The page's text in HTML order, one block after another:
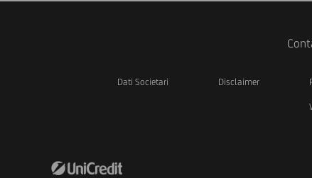
del documentario per valorizzare il lavoro delle
Dati Societari Disclaimer